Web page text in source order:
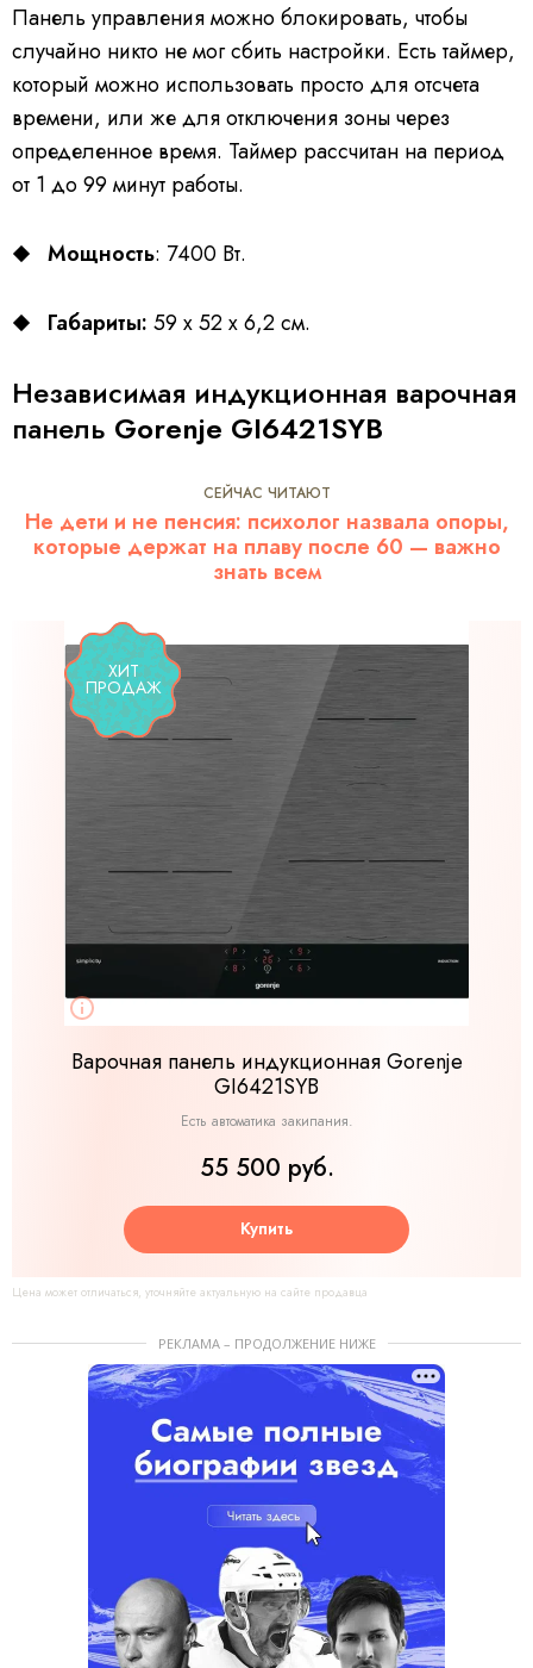
Панель управления можно блокировать, чтобы
случайно никто не мог сбить настройки. Есть таймер,
который можно использовать просто для отсчета
времени, или же для отключения зоны через
определенное время. Таймер рассчитан на период
от 1 до 99 минут работы.
Мощность: 7400 Вт.
Габариты: 59 х 52 х 6,2 см.
Независимая индукционная варочная
панель Gorenje GI6421SYB
СЕЙЧАС ЧИТАЮТ
Не дети и не пенсия: психолог назвала опоры,
которые держат на плаву после 60 — важно
знать всем
ХИТ
ПРОДАЖ
Варочная панель индукционная Gorenje
GI6421SYB
Есть автоматика закипания.
55 500 руб.
Купить
Цена может отличаться, уточняйте актуальную на сайте продавца
РЕКЛАМА – ПРОДОЛЖЕНИЕ НИЖЕ